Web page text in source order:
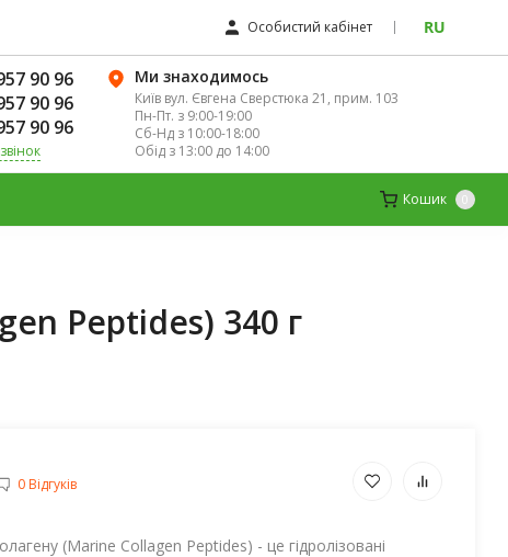
Особистий кабінет RU
90 96
90 96
90 96
Ми знаходимось
Київ вул. Євгена Сверстюка 21, прим. 103
Пн-Пт. з 9:00-19:00
Сб-Нд з 10:00-18:00
Обід з 13:00 до 14:00
Кошик 0
Peptides) 340 г
0 Відгуків
(Marine Collagen Peptides) - це гідролізовані